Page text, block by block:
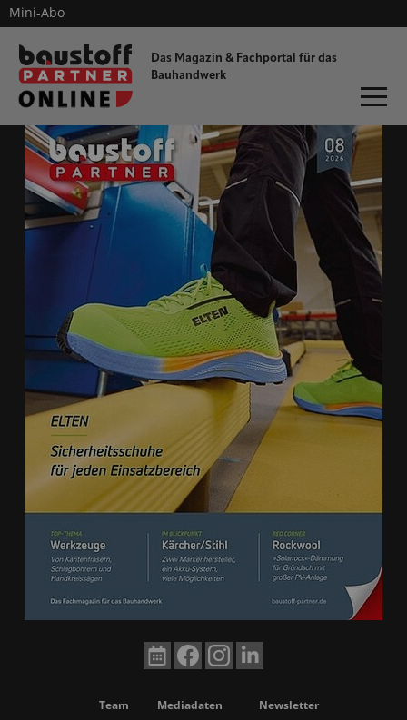
Das Magazin & Fachportal für das
Bauhandwerk
Mini-Abo
dieProfitester
ONLINE-MAGAZIN
Team Mediadaten
Newsletter